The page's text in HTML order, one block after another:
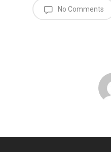
No Comments